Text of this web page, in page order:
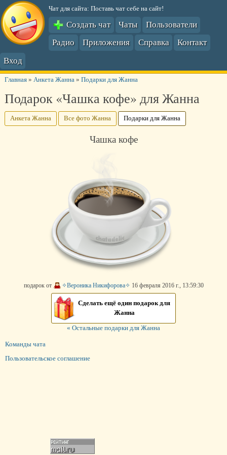
Чат для сайта: Поставь чат себе на сайт!
Создать чат Чаты
Пользователи
Радио
Приложения Справка
Контакт
Вход
Главная» Анкета Жанна» Подарки для Жанна
Подарок «Чашка кофе» для Жанна
Анкета Жанна Все фото Жанна Подарки для Жанна
Чашка кофе
подарок от ✧Вероника Никифорова✧ 16 февраля 2016 г., 13:59:30
Сделать ещё один подарок для
Жанна
« Остальные подарки для Жанна
Команды чата
Пользовательское соглашение